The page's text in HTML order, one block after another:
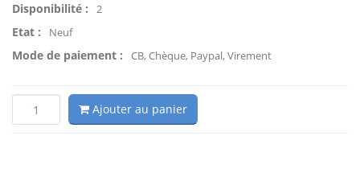
Disponibilité : 2
Etat : Neuf
Mode de paiement : CB, Chèque, Paypal, Virement
Ajouter au panier